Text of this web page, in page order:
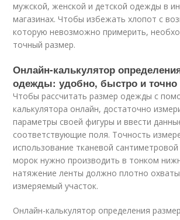
мужской, женской и детской одежды в
магазинах. Чтобы избежать хлопот с
которую невозможно примерить,
точный размер.
Онлайн-калькулятор
одежды: удобно, быстро и точно
Чтобы рассчитать размер одежды с
калькулятора онлайн, достаточно
параметры своей фигуры и ввести
соответствующие поля. Точность
использование тканевой
морок нужно производить в тонком
натяжение ленты должно плотно
измеряемый участок.
Онлайн-калькулятор определения